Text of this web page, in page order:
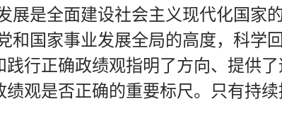
展是全面建设社会主义现代化国家
和国家事业发展全局的高度，科学
行正确政绩观指明了方向、提供
观是否正确的重要标尺。只有持